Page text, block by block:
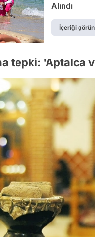
Alındı
İçeriği
tepki: 'Aptalca